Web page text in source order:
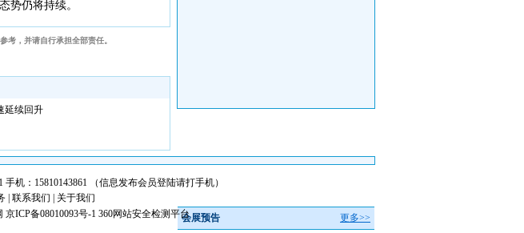
势仍将持续。
考，并请自行承担全部责任。
延续回升
会展预告
更多>>
机：15810143861 （信息发布会员登陆请打手机）
联系我们
关于我们
京ICP备08010093号-1 360网站安全检测平台